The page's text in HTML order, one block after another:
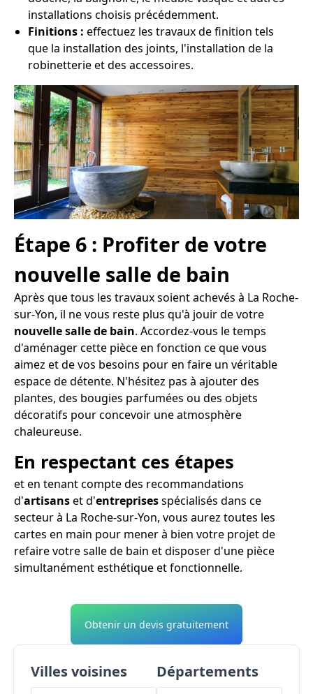
installations choisis précédemment.
Finitions : effectuez les travaux de finition tels
que la installation des joints, l'installation de la
robinetterie et des accessoires.
Étape 6 : Profiter de votre
nouvelle salle de bain
Après que tous les travaux soient achevés à La Roche-
sur-Yon, il ne vous reste plus qu'à jouir de votre
nouvelle salle de bain. Accordez-vous le temps
d'aménager cette pièce en fonction ce que vous
aimez et de vos besoins pour en faire un véritable
espace de détente. N'hésitez pas à ajouter des
plantes, des bougies parfumées ou des objets
décoratifs pour concevoir une atmosphère
chaleureuse.
En respectant ces étapes
et en tenant compte des recommandations
d'artisanset d'entreprisesspécialisés dans ce
secteur à La Roche-sur-Yon, vous aurez toutes les
cartes en main pour mener à bien votre projet de
refaire votre salle de bain et disposer d'une pièce
simultanément esthétique et fonctionnelle.
Obtenir un devis gratuitement
Villes voisines Départements